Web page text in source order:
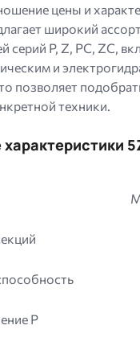
цены и
широкий
серий P, Z, PC, ZC,
и
позволяет
техники.
P